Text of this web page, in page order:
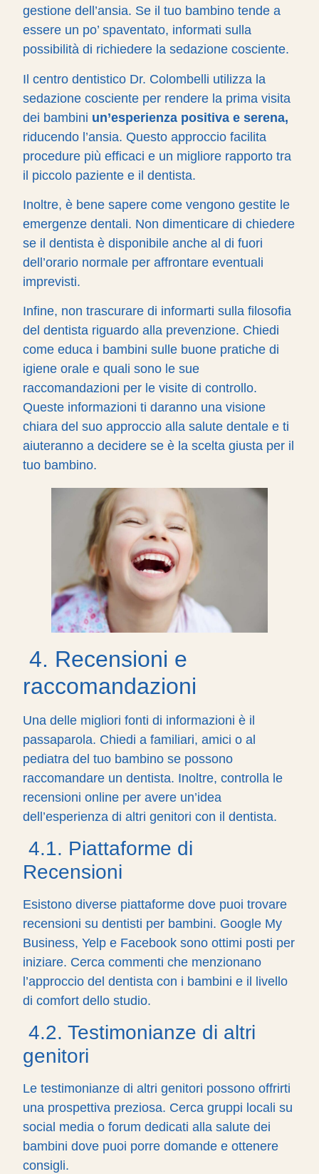
gestione dell’ansia. Se il tuo bambino tende a
essere un po’ spaventato, informati sulla
possibilità di richiedere la sedazione cosciente.
Il centro dentistico Dr. Colombelli utilizza la
sedazione cosciente per rendere la prima visita
dei bambini un’esperienza positiva e serena,
riducendo l’ansia. Questo approccio facilita
procedure più efficaci e un migliore rapporto tra
il piccolo paziente e il dentista.
Inoltre, è bene sapere come vengono gestite le
emergenze dentali. Non dimenticare di chiedere
se il dentista è disponibile anche al di fuori
dell’orario normale per affrontare eventuali
imprevisti.
Infine, non trascurare di informarti sulla filosofia
del dentista riguardo alla prevenzione. Chiedi
come educa i bambini sulle buone pratiche di
igiene orale e quali sono le sue
raccomandazioni per le visite di controllo.
Queste informazioni ti daranno una visione
chiara del suo approccio alla salute dentale e ti
aiuteranno a decidere se è la scelta giusta per il
tuo bambino.
4. Recensioni e
raccomandazioni
Una delle migliori fonti di informazioni è il
passaparola. Chiedi a familiari, amici o al
pediatra del tuo bambino se possono
raccomandare un dentista. Inoltre, controlla le
recensioni online per avere un’idea
dell’esperienza di altri genitori con il dentista.
4.1. Piattaforme di
Recensioni
Esistono diverse piattaforme dove puoi trovare
recensioni su dentisti per bambini. Google My
Business, Yelp e Facebook sono ottimi posti per
iniziare. Cerca commenti che menzionano
l’approccio del dentista con i bambini e il livello
di comfort dello studio.
4.2. Testimonianze di altri
genitori
Le testimonianze di altri genitori possono offrirti
una prospettiva preziosa. Cerca gruppi locali su
social media o forum dedicati alla salute dei
bambini dove puoi porre domande e ottenere
consigli.